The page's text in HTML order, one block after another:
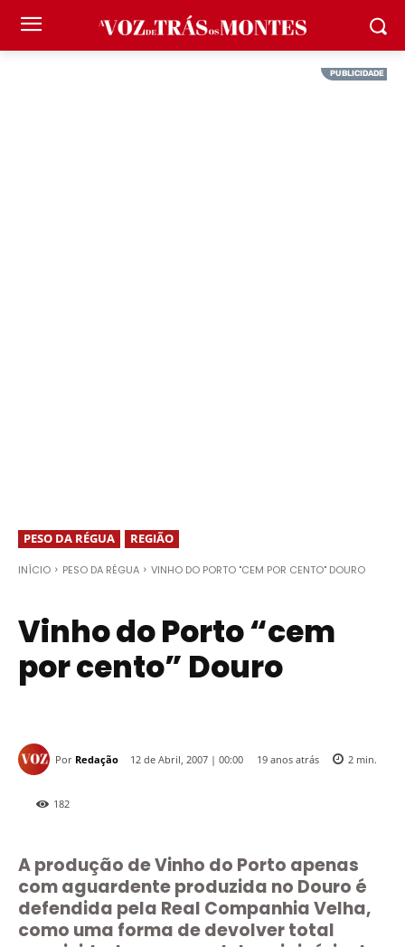
PESO DA RÉGUA REGIÃO
INÍCIO PESO DA RÉGUA VINHO DO PORTO "CEM POR CENTO" DOURO
Vinho do Porto “cem
por cento” Douro
Por Redação 12 de Abril, 2007 | 00:00 19 anos atrás 2 min.
182
A produção de Vinho do Porto apenas
com aguardente produzida no Douro é
defendida pela Real Companhia Velha,
como uma forma de devolver total